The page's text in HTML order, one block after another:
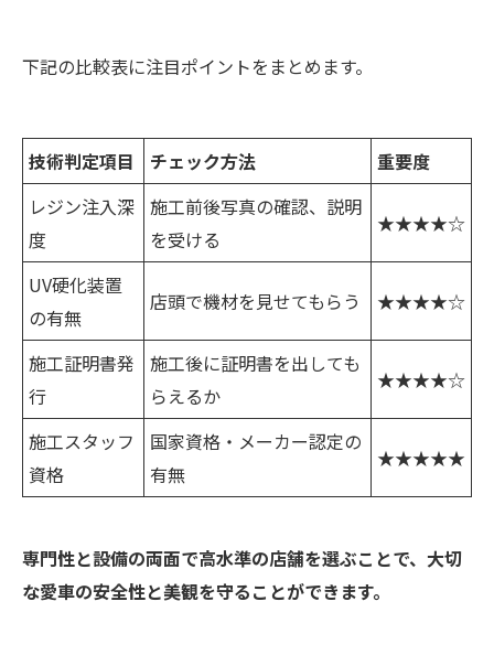
下記の比較表に注目ポイントをまとめます。
技術判定項目 チェック方法
重要度
レジン注入深
度
施工前後写真の確認、説明
を受ける
★★★★☆
UV硬化装置
の有無
店頭で機材を見せてもらう ★★★★☆
施工証明書発
行
施工後に証明書を出しても
らえるか
★★★★☆
施工スタッフ
資格
国家資格・メーカー認定の
有無
★★★★★
専門性と設備の両面で高水準の店舗を選ぶことで、大切
な愛車の安全性と美観を守ることができます。